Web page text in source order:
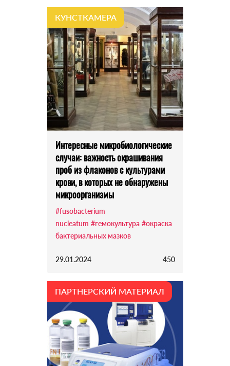
КУНСТКАМЕРА
Интересные микробиологические
случаи: важность окрашивания
проб из флаконов с культурами
крови, в которых не обнаружены
микроорганизмы
#fusobacterium
nucleatum #гемокультура #окраска
бактериальных мазков
29.01.2024 450
ПАРТНЕРСКИЙ МАТЕРИАЛ